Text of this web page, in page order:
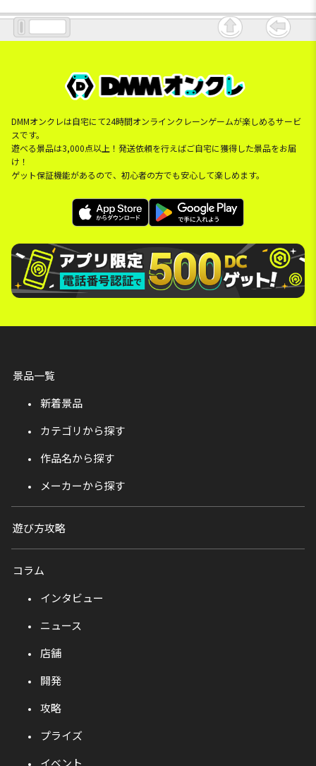
DMMオンクレは自宅にて24時間オンラインクレーンゲームが楽しめるサービ
スです。
遊べる景品は3,000点以上！発送依頼を行えばご自宅に獲得した景品をお届
け！
ゲット保証機能があるので、初心者の方でも安心して楽しめます。
景品一覧
新着景品
カテゴリから探す
作品名から探す
メーカーから探す
遊び方攻略
コラム
インタビュー
ニュース
店舗
開発
攻略
プライズ